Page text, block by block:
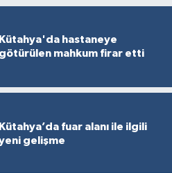
Kütahya'da hastaneye
götürülen mahkum firar etti
Kütahya’da fuar alanı ile ilgili
gelişme